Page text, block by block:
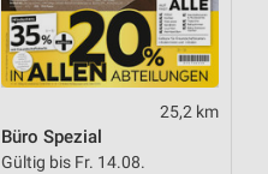
25,2 km
Büro Spezial
Gültig bis Fr. 14.08.